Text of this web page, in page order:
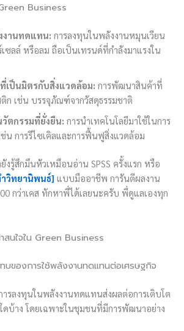
Business
งานทดแทน: การลงทุนในพลังงานหมุนเวียน
เซลล์ หรือลม ถือเป็นเทรนด์ที่กำลังมาแรงใน
ป็นมิตรกับสิ่งแวดล้อม: การพัฒนาสินค้าที่
ก เช่น บรรจุภัณฑ์จากวัสดุธรรมชาติ
วัตกรรมที่ยั่งยืน: การนำเทคโนโลยีมาใช้ในการ
น การรีไซเคิลและการฟื้นฟูสิ่งแวดล้อม
งรู้สึกมึนหัวเหมือนอ่าน SPSS ครั้งแรก หรือ
วิทยานิพนธ์] แบบมืออาชีพ การันตีผลงาน
กว่าเคส ทักหาพี่ได้เลยนะครับ พี่ดูแลเองทุก
สนใจใน Green Business
ทบของการใช้พลังงานทดแทนต่อเศรษฐกิจ
ารลงทุนในพลังงานทดแทนส่งผลต่อการเติบโต
ดบ้าง โดยเฉพาะในชุมชนที่มีการพัฒนาอย่าง